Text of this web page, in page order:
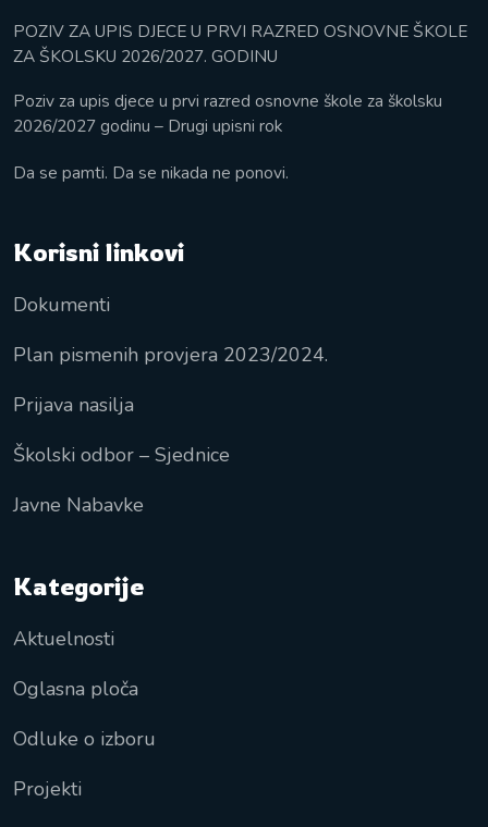
POZIV ZA UPIS DJECE U PRVI RAZRED OSNOVNE ŠKOLE
ZA ŠKOLSKU 2026/2027. GODINU
Poziv za upis djece u prvi razred osnovne škole za školsku
2026/2027 godinu – Drugi upisni rok
Da se pamti. Da se nikada ne ponovi.
Korisni linkovi
Dokumenti
Plan pismenih provjera 2023/2024.
Prijava nasilja
Školski odbor – Sjednice
Javne Nabavke
Kategorije
Aktuelnosti
Oglasna ploča
Odluke o izboru
Projekti